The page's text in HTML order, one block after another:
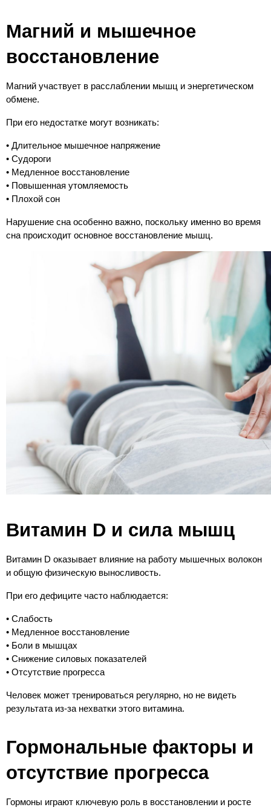
Магний и мышечное
восстановление
Магний участвует в расслаблении мышц и энергетическом
обмене.
При его недостатке могут возникать:
• Длительное мышечное напряжение
• Судороги
• Медленное восстановление
• Повышенная утомляемость
• Плохой сон
Нарушение сна особенно важно, поскольку именно во время
сна происходит основное восстановление мышц.
Витамин D и сила мышц
Витамин D оказывает влияние на работу мышечных волокон
и общую физическую выносливость.
При его дефиците часто наблюдается:
• Слабость
• Медленное восстановление
• Боли в мышцах
• Снижение силовых показателей
• Отсутствие прогресса
Человек может тренироваться регулярно, но не видеть
результата из-за нехватки этого витамина.
Гормональные факторы и
отсутствие прогресса
Гормоны играют ключевую роль в восстановлении и росте